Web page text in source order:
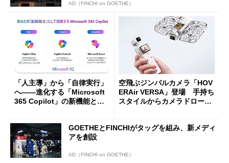
AD（FINCHI on GOETHE）
「人主導」から「自律実行」
へ――進化する「Microsoft
365 Copilot」の新機能とエ
空飛ぶジンバルカメラ「HOV
ERAir VERSA」登場 手持ち
スタイルからカメラドローン
GOETHEとFINCHIがタッグを組み、新メディ
アを創設
AD（FINCHI on GOETHE）